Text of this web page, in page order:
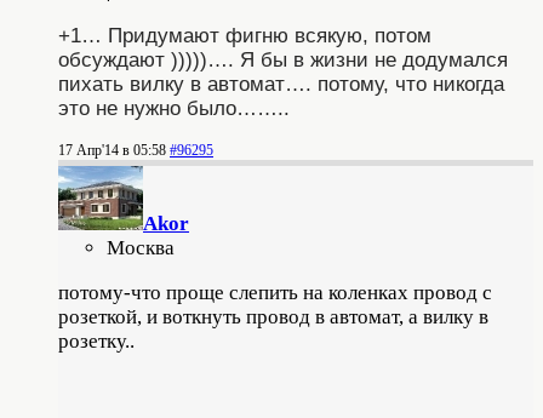
+1… Придумают фигню всякую, потом
обсуждают )))))…. Я бы в жизни не додумался
пихать вилку в автомат…. потому, что никогда
это не нужно было……..
17 Апр'14 в 05:58 #96295
Akor
Москва
потому-что проще слепить на коленках провод с
розеткой, и воткнуть провод в автомат, а вилку в
розетку..